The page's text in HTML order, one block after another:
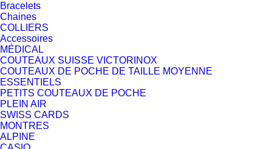
Bracelets
Chaines
COLLIERS
Accessoires
MÉDICAL
COUTEAUX SUISSE VICTORINOX
COUTEAUX DE POCHE DE TAILLE MOYENNE
ESSENTIELS
PETITS COUTEAUX DE POCHE
PLEIN AIR
SWISS CARDS
MONTRES
ALPINE